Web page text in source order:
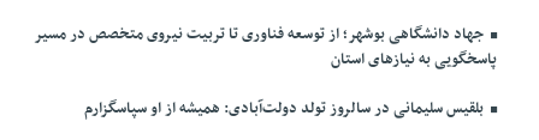
جهاد دانشگاهی بوشهر؛ از توسعه فناوری تا تربیت نیروی متخصص در مسیر
پاسخگویی به نیازهای استان
بلقیس سلیمانی در سالروز تولد دولت‌آبادی: همیشه از او سپاسگزارم